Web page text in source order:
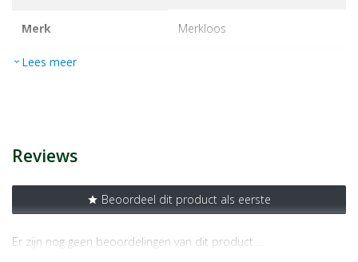
Merk merkloos
EAN
expand_more Lees meer
Reviews
star Beoordeel dit product als eerste
Er zijn nog geen beoordelingen van dit product …